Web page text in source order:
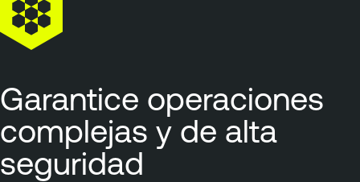
Garantice operaciones
complejas y de alta
seguridad